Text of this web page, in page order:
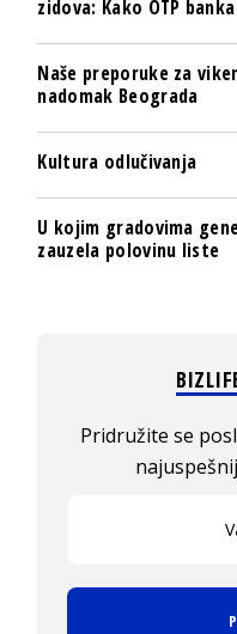
zidova: Kako OTP
Naše preporuke za
nadomak Beograda
Kultura odlučivanja
U kojim gradovima
zauzela polovinu liste
Pridružite se